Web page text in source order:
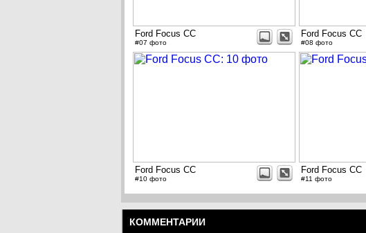
Ford Focus CC
#07 фото
Ford Focus CC
#08 фото
Ford Focus CC
#10 фото
Ford Focus CC
#11 фото
КОММЕНТАРИИ